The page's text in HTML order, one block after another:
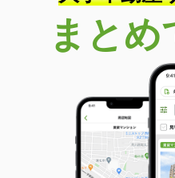
沖縄県那覇市安謝２丁目
価 格
11.70
沖
間取り
1LDK
沖縄県那覇市安謝２丁目
価 格
まとめ